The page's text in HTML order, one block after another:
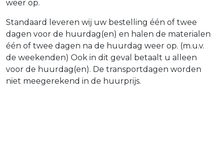
weer op.
Standaard leveren wij uw bestelling één of twee
dagen voor de huurdag(en) en halen de materialen
één of twee dagen na de huurdag weer op. (m.u.v.
de weekenden) Ook in dit geval betaalt u alleen
voor de huurdag(en). De transportdagen worden
niet meegerekend in de huurprijs.